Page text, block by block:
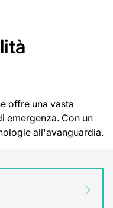
offre una vasta
emergenza. Con un
all'avanguardia.